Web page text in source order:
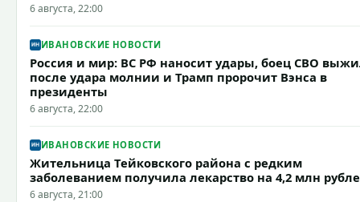
6 августа, 22:00
ИВАНОВСКИЕ НОВОСТИ
Россия и мир: ВС РФ наносит удары, боец СВО
после удара молнии и Трамп пророчит Вэнса в
президенты
6 августа, 22:00
ИВАНОВСКИЕ НОВОСТИ
Жительница Тейковского района с редким
заболеванием получила лекарство на 4,2 млн
6 августа, 21:00